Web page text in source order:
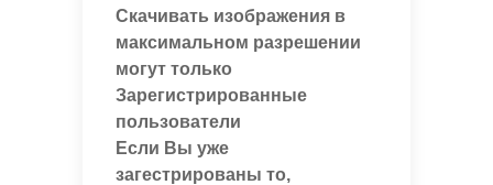
Скачивать изображения в
максимальном разрешении
могут только
Зарегистрированные
пользователи
Если Вы уже
загестрированы то,